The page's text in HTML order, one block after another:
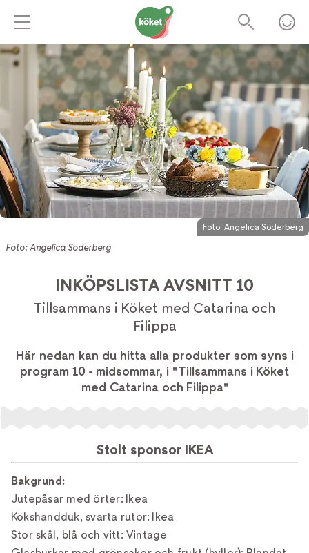
Foto: Angelica Söderberg
Foto: Angelica Söderberg
INKÖPSLISTA AVSNITT 10
Tillsammans i Köket med Catarina och
Filippa
Här nedan kan du hitta alla produkter som syns i
program 10 - midsommar, i "Tillsammans i Köket
med Catarina och Filippa"
Stolt sponsor IKEA
Bakgrund:
Jutepåsar med örter: Ikea
Kökshandduk, svarta rutor: Ikea
Stor skål, blå och vitt: Vintage